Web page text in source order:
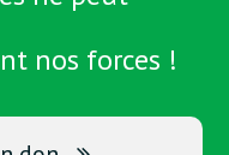
nos forces !